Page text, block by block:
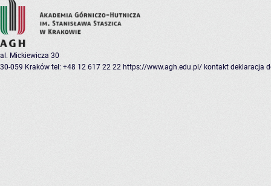
al. Mickiewicza 30
30-059 Kraków tel: +48 12 617 22 22 https://www.agh.edu.pl/ kontakt deklaracja